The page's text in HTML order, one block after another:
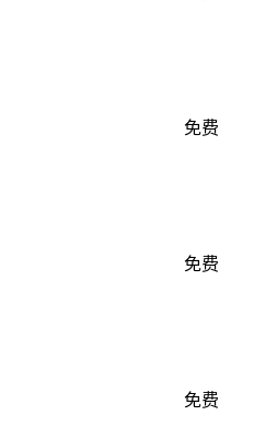
免费
免费
免费